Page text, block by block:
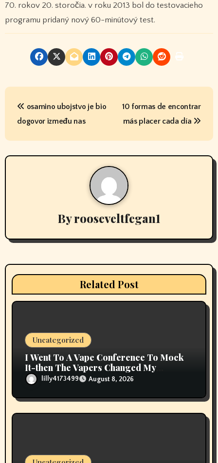
70. rokov 20. storočia. v roku 2013 bol do testovacieho
programu pridaný nový 60-minútový test.
P
s
t
i
a
osamino ubojstvo je bio
dogovor između nas
10 formas de encontrar
más placer cada día
Byrooseveltfegan1
Related Post
Uncategorized
I Went To A Vape Conference To Mock
It-then The Vapers Changed My
Thoughts
lilly4173499 August 8, 2026